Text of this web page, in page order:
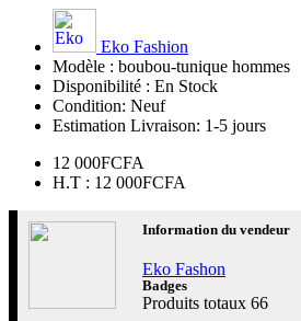
Eko Fashion
Modèle : boubou-tunique hommes
Disponibilité : En Stock
Condition: Neuf
Estimation Livraison: 1-5 jours
12 000FCFA
H.T : 12 000FCFA
Information du vendeur
Eko Fashon
Badges
Produits totaux 66